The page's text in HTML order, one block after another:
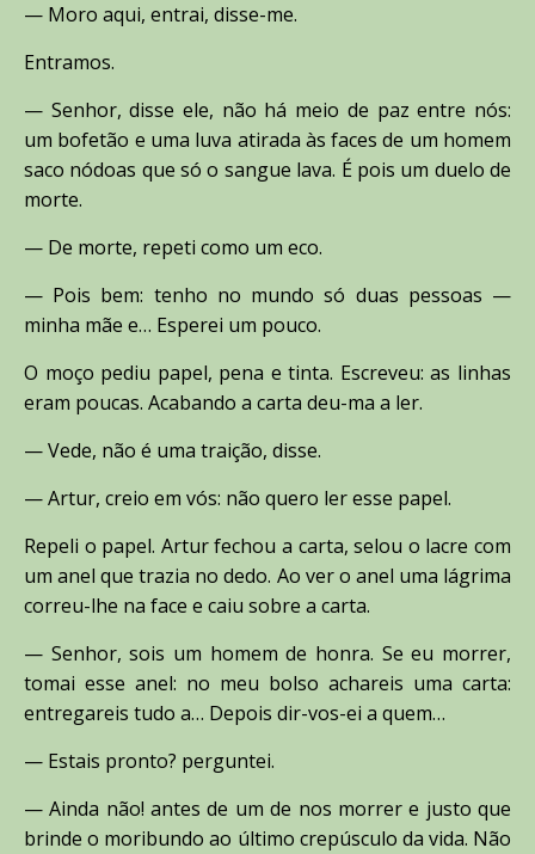
— Moro aqui, entrai, disse-me.
Entramos.
— Senhor, disse ele, não há meio de paz entre nós:
um bofetão e uma luva atirada às faces de um homem
saco nódoas que só o sangue lava. É pois um duelo de
morte.
— De morte, repeti como um eco.
— Pois bem: tenho no mundo só duas pessoas —
minha mãe e… Esperei um pouco.
O moço pediu papel, pena e tinta. Escreveu: as linhas
eram poucas. Acabando a carta deu-ma a ler.
— Vede, não é uma traição, disse.
— Artur, creio em vós: não quero ler esse papel.
Repeli o papel. Artur fechou a carta, selou o lacre com
um anel que trazia no dedo. Ao ver o anel uma lágrima
correu-lhe na face e caiu sobre a carta.
— Senhor, sois um homem de honra. Se eu morrer,
tomai esse anel: no meu bolso achareis uma carta:
entregareis tudo a… Depois dir-vos-ei a quem…
— Estais pronto? perguntei.
— Ainda não! antes de um de nos morrer e justo que
brinde o moribundo ao último crepúsculo da vida. Não